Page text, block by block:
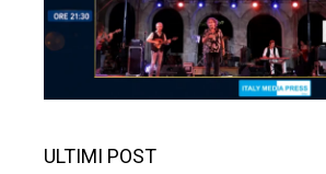
ULTIMI POST